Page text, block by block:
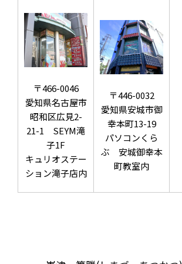
〒466-0046
愛知県名古屋市
昭和区広見2-
21-1 SEYM滝
子1F
キュリオステー
ション滝子店内
〒446-0032
愛知県安城市御
幸本町13-19
パソコンくら
ぶ 安城御幸本
町教室内